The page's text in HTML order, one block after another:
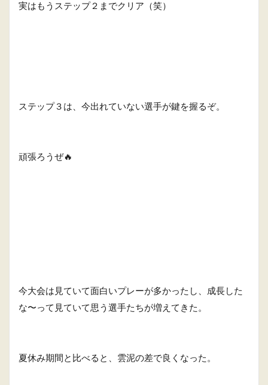
実はもうステップ２までクリア（笑）
ステップ３は、今出れていない選手が鍵を握るぞ。
頑張ろうぜ🔥
今大会は見ていて面白いプレーが多かったし、成長した
な〜って見ていて思う選手たちが増えてきた。
夏休み期間と比べると、雲泥の差で良くなった。